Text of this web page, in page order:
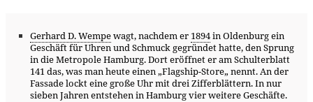
Gerhard D. Wempewagt, nachdem er 1894in Oldenburg ein
Geschäft für Uhren und Schmuck gegründet hatte, den Sprung
in die Metropole Hamburg. Dort eröffnet er am Schulterblatt
141 das, was man heute einen „Flagship-Store„ nennt. An der
Fassade lockt eine große Uhr mit drei Zifferblättern. In nur
sieben Jahren entstehen in Hamburg vier weitere Geschäfte.